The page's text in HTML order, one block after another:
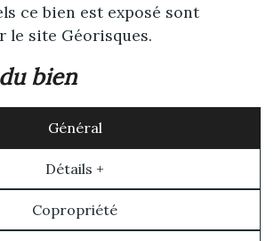
ce bien est exposé sont
le site Géorisques.
bien
Général
Détails +
Copropriété